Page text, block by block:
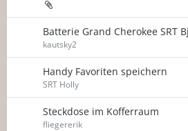
Batterie Grand Cherokee SRT
kautsky2
Handy Favoriten speichern
SRT Holly
Steckdose im Kofferraum
fliegererik